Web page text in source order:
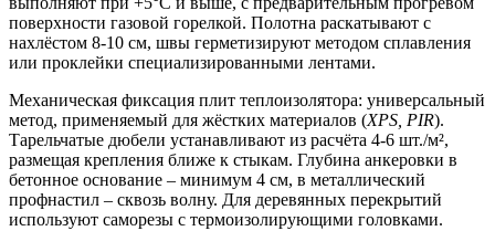
поверхности газовой горелкой. Полотна раскатывают с
нахлёстом 8-10 см, швы герметизируют методом сплавления
или проклейки специализированными лентами.
Механическая фиксация плит теплоизолятора: универсальный
метод, применяемый для жёстких материалов (XPS, PIR).
Тарельчатые дюбели устанавливают из расчёта 4-6 шт./м²,
размещая крепления ближе к стыкам. Глубина анкеровки в
бетонное основание – минимум 4 см, в металлический
профнастил – сквозь волну. Для деревянных перекрытий
используют саморезы с термоизолирующими головками.